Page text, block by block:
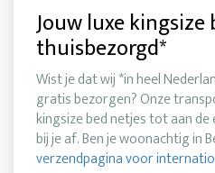
Jouw luxe
thuisbezorgd*
Wist je dat wij *in heel
gratis bezorgen? Onze
kingsize bed netjes tot aan
bij je af. Ben je woonachtig in
verzendpagina voor